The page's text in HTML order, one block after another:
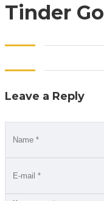
Tinder
Leave a Reply